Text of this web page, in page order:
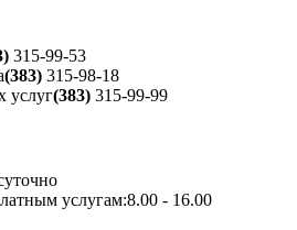
315-99-53
(383) 315-98-18
услуг(383) 315-99-99
услугам:8.00 - 16.00